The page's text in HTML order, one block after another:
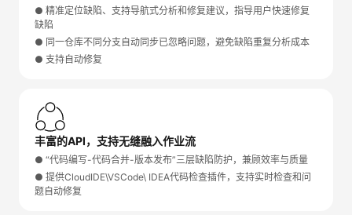
● 精准定位缺陷、支持导航式分析和修复建议，指导用户快速修复
缺陷
● 同一仓库不同分支自动同步已忽略问题，避免缺陷重复分析成本
● 支持自动修复
丰富的API，支持无缝融入作业流
● “代码编写-代码合并-版本发布”三层缺陷防护，兼顾效率与质量
● 提供CloudIDE\VSCode\ IDEA代码检查插件，支持实时检查和问
题自动修复